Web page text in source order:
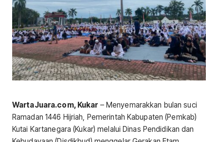
WartaJuara.com, Kukar – Menyemarakkan bulan suci
Ramadan 1446 Hijriah, Pemerintah Kabupaten (Pemkab)
Kutai Kartanegara (Kukar) melalui Dinas Pendidikan dan